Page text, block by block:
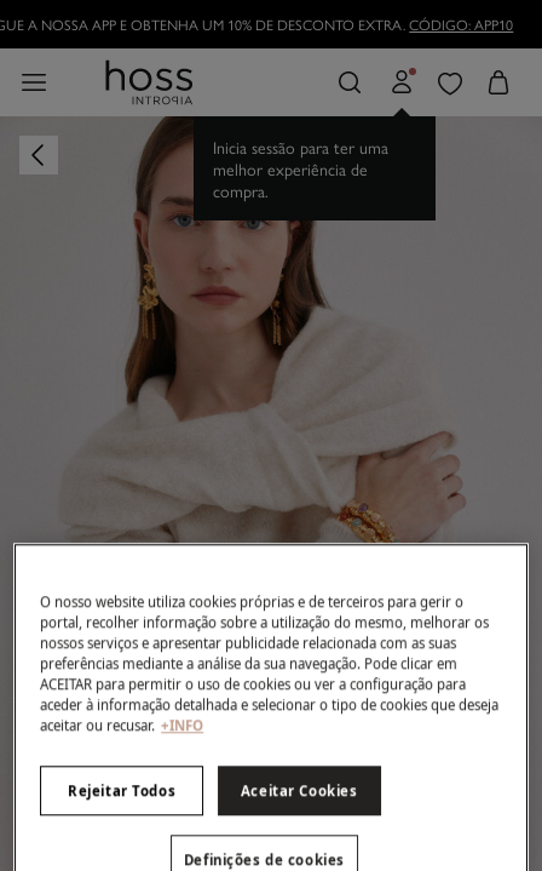
A NOSSA APP E OBTENHA UM 10% DE DESCONTO EXTRA.CÓDIGO: APP10
Inicia sessão para ter uma
melhor experiência de
compra.
O nosso website utiliza cookies próprias e de terceiros para gerir o
portal, recolher informação sobre a utilização do mesmo, melhorar os
nossos serviços e apresentar publicidade relacionada com as suas
preferências mediante a análise da sua navegação. Pode clicar em
ACEITAR para permitir o uso de cookies ou ver a configuração para
aceder à informação detalhada e selecionar o tipo de cookies que deseja
aceitar ou recusar. +INFO
Rejeitar Todos Aceitar Cookies
Definições de cookies